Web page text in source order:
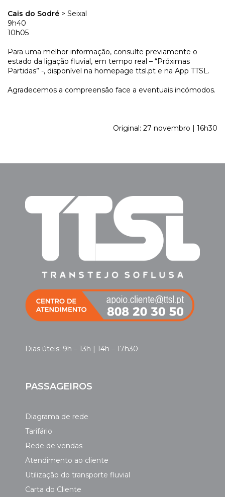
Cais do Sodré > Seixal
9h40
10h05
Para uma melhor informação, consulte previamente o
estado da ligação fluvial, em tempo real – “Próximas
Partidas” -, disponível na homepage ttsl.pt e na App TTSL.
Agradecemos a compreensão face a eventuais incómodos.
Original: 27 novembro | 16h30
Dias úteis: 9h – 13h | 14h – 17h30
PASSAGEIROS
Diagrama de rede
Tarifário
Rede de vendas
Atendimento ao cliente
Utilização do transporte fluvial
Carta do Cliente